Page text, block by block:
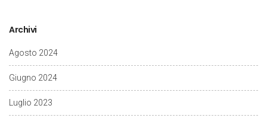
Archivi
Agosto 2024
Giugno 2024
Luglio 2023